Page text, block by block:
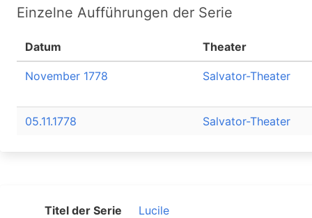
Einzelne Aufführungen der Serie
Datum Theater
November 1778 Salvator-Theater
05.11.1778 Salvator-Theater
Titel der Serie Lucile